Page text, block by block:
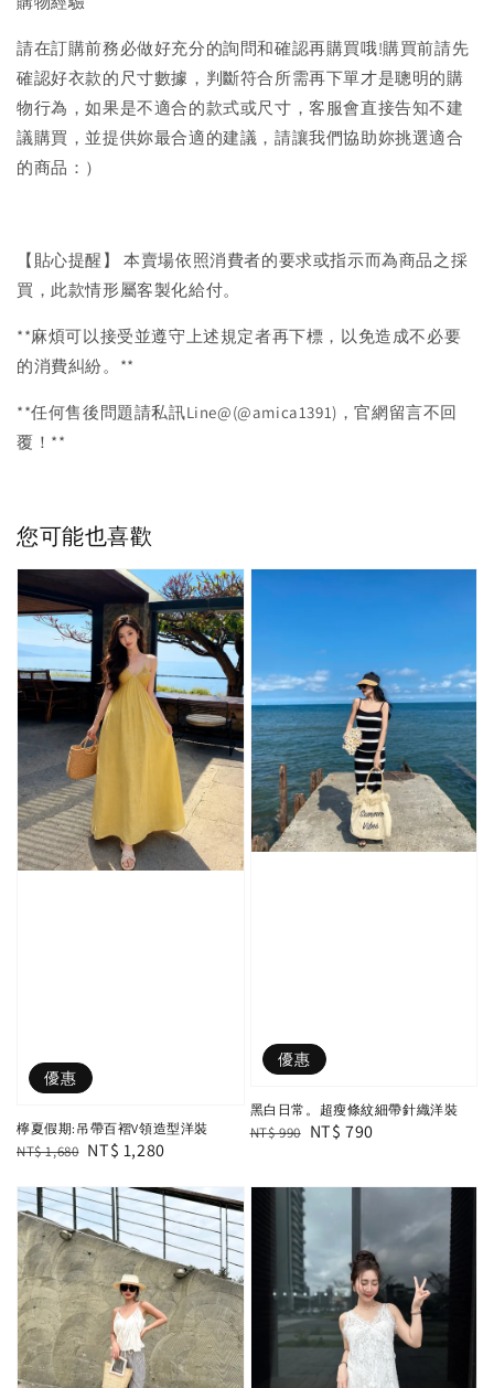
請在訂購前務必做好充分的詢問和確認再購買哦!購買前請先
確認好衣款的尺寸數據，判斷符合所需再下單才是聰明的購
物行為，如果是不適合的款式或尺寸，客服會直接告知不建
議購買，並提供妳最合適的建議，請讓我們協助妳挑選適合
的商品：）
【貼心提醒】 本賣場依照消費者的要求或指示而為商品之採
買，此款情形屬客製化給付。
**麻煩可以接受並遵守上述規定者再下標，以免造成不必要
的消費糾紛。**
**任何售後問題請私訊Line@(@amica1391)，官網留言不回
覆！**
您可能也喜歡
優惠
檸夏假期:吊帶百褶V領造型洋裝
Regular
NT$ 1,680 Sale
NT$ 1,280
優惠
黑白日常。超瘦條紋細帶針織洋裝
Regular
NT$ 990 Sale
NT$ 790